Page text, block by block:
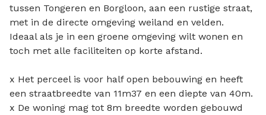
tussen Tongeren en Borgloon, aan een rustige straat,
met in de directe omgeving weiland en velden.
Ideaal als je in een groene omgeving wilt wonen en
toch met alle faciliteiten op korte afstand.
x Het perceel is voor half open bebouwing en heeft
een straatbreedte van 11m37 en een diepte van 40m.
x De woning mag tot 8m breedte worden gebouwd